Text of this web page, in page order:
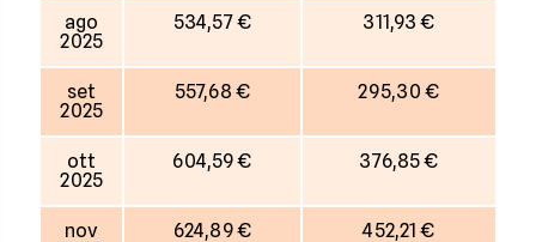
ago
2025
534,57 € 311,93 €
set
2025
557,68 € 295,30 €
ott
2025
604,59 € 376,85 €
nov
624,89 € 452,21 €